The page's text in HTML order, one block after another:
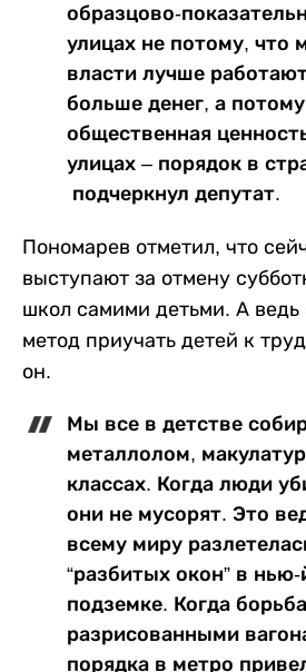
образцово-
улицах не потому, что
власти лучше
больше денег, а
общественная
улицах – порядок в
подчеркнул депутат.
Пономарев отметил, что
выступают за отмену
школ самими детьми. А ведь
метод приучать детей к
он.
Мы все в детстве
металлолом,
классах. Когда люди
они не мусорят. Это
всему миру
“разбитых окон” в
подземке. Когда
разрисованными
порядка в метро